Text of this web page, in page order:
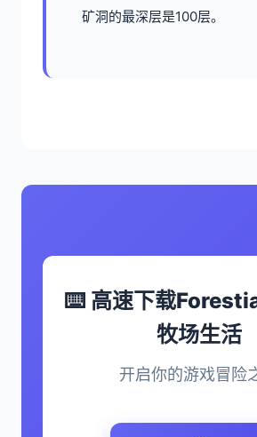
矿洞的最深层是100层。
⌨️ 高速下载
牧场生活
开启你的游戏冒险